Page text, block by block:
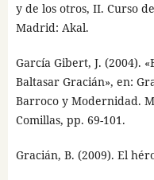
y de los otros, II. Curso
Madrid: Akal.
García Gibert, J. (2004).
Baltasar Gracián», en:
Barroco y Modernidad.
Comillas, pp. 69-101.
Gracián, B. (2009). El